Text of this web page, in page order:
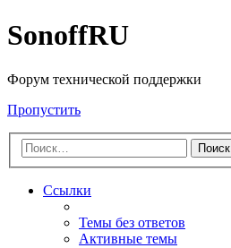
SonoffRU
Форум технической поддержки
Пропустить
Поиск
Ссылки
Темы без ответов
Активные темы